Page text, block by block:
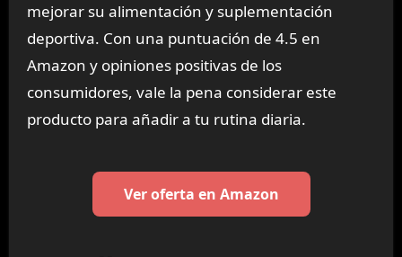
mejorar su alimentación y suplementación
deportiva. Con una puntuación de 4.5 en
Amazon y opiniones positivas de los
consumidores, vale la pena considerar este
producto para añadir a tu rutina diaria.
Ver oferta en Amazon